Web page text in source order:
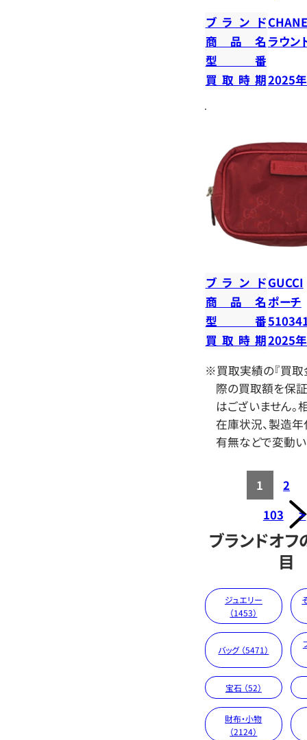
ブランド
商品名 ラウン
型番
買取時期2025
ブランドGUCCI
商品名ポーチ
型番
買取時期2025
※買取実績の『買取
際の買取額を保
はございません。
在庫状況、製造年
有無などで変動い
1
2
103
>
ブランドオ
目
ジュエリー
（1453）
バッグ （5471）
宝石 （52）
財布・小物
（2124）